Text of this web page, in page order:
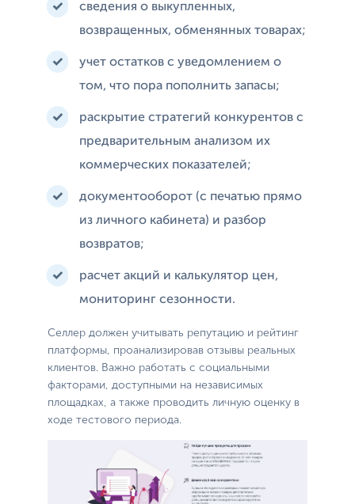
сведения о выкупленных,
возвращенных, обменянных товарах;
учет остатков с уведомлением о
том, что пора пополнить запасы;
раскрытие стратегий конкурентов с
предварительным анализом их
коммерческих показателей;
документооборот (с печатью прямо
из личного кабинета) и разбор
возвратов;
расчет акций и калькулятор цен,
мониторинг сезонности.
Селлер должен учитывать репутацию и рейтинг
платформы, проанализировав отзывы реальных
клиентов. Важно работать с социальными
факторами, доступными на независимых
площадках, а также проводить личную оценку в
ходе тестового периода.